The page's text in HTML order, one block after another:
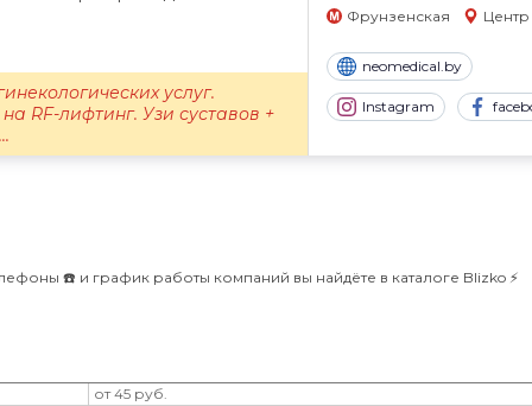
Фрунзенская Центр
neomedical.by
Instagram
услуг.
RF-лифтинг. Узи суставов +
☎️ и график работы компаний вы найдёте в каталоге Blizko ⚡️
от 45 руб.